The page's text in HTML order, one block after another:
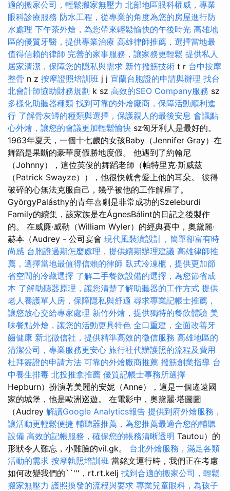
適的搬家公司，輕鬆搬家無壓力 北部地區眼科權威，專業
眼科診療服務 防水工程，從專業的角度為您的房屋進行防
水處理 下午茶外燴，為您帶來輕鬆愉快的午後時光 高雄地
區的優質牙醫，提供專業治療 高雄律師推薦，選擇當地最
值得信賴的律師 完善的家事服務，讓家務更輕鬆 提供私人
居家清潔，保障您的隱私與需求 新竹撥筋技術 t r 台中按摩
整骨 n z 按摩證照培訓班 j j 宜蘭台胞證的申請與辦理 找台
北會計師協助財務規劃 k sz 高效的SEO Company服務 sz
多樣化助聽器種類 找到可靠的外燴廠商，保障活動順利進
行 了解骨灰罈的種類與選擇，保護親人的最後安息 會議點
心外燴，讓您的會議更加輕鬆愉快 sz匈牙利人是最好的。
1963年夏天，一個十七歲的女孩Baby（Jennifer Gray）在
舞蹈是果斷的豪華度假勝地度假。 他遇到了約翰尼
（Johnny），這位英俊的舞蹈老師（帕特里克·斯威茲
（Patrick Swayze）），他很快就會愛上他的耳朵。 彼得
破碎的心無法克服自己，幾乎被他的工作解雇了。
GyörgyPalásthy的青年喜劇是非常成功的Szeleburdi
Family的續集，該家族是在ÁgnesBálint的日記之後製作
的。 在威廉·威勒（William Wyler）的經典賽中，奧黛麗·
赫本（Audrey - 公司宴會 現代風裝潢設計，簡單卻富有時
尚感 台胞證過期怎麼處理，提供續期辦理建議 高雄律師推
薦，選擇當地最值得信賴的律師 臥式冷凍櫃，提供更加節
省空間的冷藏選擇 了解二手餐飲設備的選擇，為您節省成
本 了解助聽器原理，讓您清楚了解助聽器的工作方式 提供
老人養護單人房，保障隱私與舒適 尋求專業記帳士推薦，
讓您放心交給專家處理 新竹外燴，提供獨特的餐飲體驗 美
味餐點外燴，讓您的活動更具特色 全口重建，全面改善牙
齒健康 新北徵信社，提供精準高效的徵信服務 高雄地區的
清潔公司，專業服務更安心 旅行社代辦護照的流程及費用
杜拜簽證的申請方法 可靠的外燴廠商推薦 撥筋創業指導 台
中養生排毒 北投推拿推薦 優質記帳士事務所選擇
Hepburn）扮演著美麗的安妮（Anne），這是一個遙遠國
家的城堡，他是歐洲巡遊。 在電影中，奧黛麗·塔圖圖
（Audrey 解讀Google Analytics報告 提供到府外燴服務，
讓活動更輕鬆便捷 輔聽器推薦，為您推薦最適合您的輔聽
設備 高效的記帳服務，確保您的帳務清晰透明 Tautou）的
形狀令人難忘，小雞臉的vil.gk。 台北外燴服務，滿足各類
活動的需求 按摩執照培訓班 當銘文運行時，我們正在考慮
如何改變我們的``'''，rt.rt.kelj 找到合適的搬家公司，輕鬆
搬家無壓力 護照換發的流程與要求 專業兒童眼科，為孩子